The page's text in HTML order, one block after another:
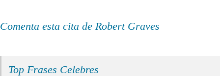
Comenta esta cita de Robert Graves
Top Frases Celebres